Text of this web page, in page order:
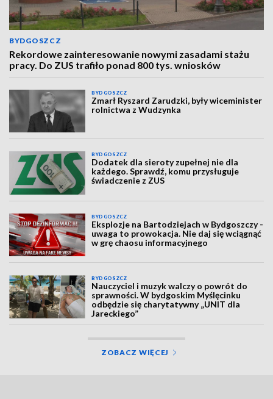
BYDGOSZCZ
Rekordowe zainteresowanie nowymi zasadami stażu
pracy. Do ZUS trafiło ponad 800 tys. wniosków
BYDGOSZCZ
Zmarł Ryszard Zarudzki, były wiceminister
rolnictwa z Wudzynka
BYDGOSZCZ
Dodatek dla sieroty zupełnej nie dla
każdego. Sprawdź, komu przysługuje
świadczenie z ZUS
BYDGOSZCZ
Eksplozje na Bartodziejach w Bydgoszczy -
uwaga to prowokacja. Nie daj się wciągnąć
w grę chaosu informacyjnego
BYDGOSZCZ
Nauczyciel i muzyk walczy o powrót do
sprawności. W bydgoskim Myślęcinku
odbędzie się charytatywny „UNIT dla
Jareckiego”
ZOBACZ WIĘCEJ